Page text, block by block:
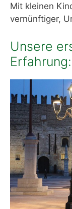
Mit kleinen
vernünftiger,
Unsere